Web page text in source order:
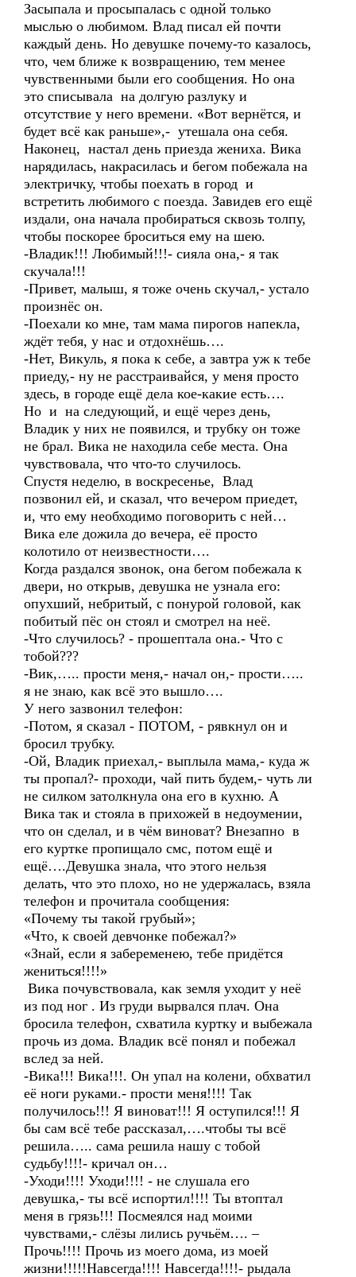
Засыпала и просыпалась с одной только
мыслью о любимом. Влад писал ей почти
каждый день. Но девушке почему-то казалось,
что, чем ближе к возвращению, тем менее
чувственными были его сообщения. Но она
это списывала на долгую разлуку и
отсутствие у него времени. «Вот вернётся, и
будет всё как раньше»,- утешала она себя.
Наконец, настал день приезда жениха. Вика
нарядилась, накрасилась и бегом побежала на
электричку, чтобы поехать в город и
встретить любимого с поезда. Завидев его ещё
издали, она начала пробираться сквозь толпу,
чтобы поскорее броситься ему на шею.
-Владик!!! Любимый!!!- сияла она,- я так
скучала!!!
-Привет, малыш, я тоже очень скучал,- устало
произнёс он.
-Поехали ко мне, там мама пирогов напекла,
ждёт тебя, у нас и отдохнёшь….
-Нет, Викуль, я пока к себе, а завтра уж к тебе
приеду,- ну не расстраивайся, у меня просто
здесь, в городе ещё дела кое-какие есть….
Но и на следующий, и ещё через день,
Владик у них не появился, и трубку он тоже
не брал. Вика не находила себе места. Она
чувствовала, что что-то случилось.
Спустя неделю, в воскресенье, Влад
позвонил ей, и сказал, что вечером приедет,
и, что ему необходимо поговорить с ней…
Вика еле дожила до вечера, её просто
колотило от неизвестности….
Когда раздался звонок, она бегом побежала к
двери, но открыв, девушка не узнала его:
опухший, небритый, с понурой головой, как
побитый пёс он стоял и смотрел на неё.
-Что случилось? - прошептала она.- Что с
тобой???
-Вик,….. прости меня,- начал он,- прости…..
я не знаю, как всё это вышло….
У него зазвонил телефон:
-Потом, я сказал - ПОТОМ, - рявкнул он и
бросил трубку.
-Ой, Владик приехал,- выплыла мама,- куда ж
ты пропал?- проходи, чай пить будем,- чуть ли
не силком затолкнула она его в кухню. А
Вика так и стояла в прихожей в недоумении,
что он сделал, и в чём виноват? Внезапно в
его куртке пропищало смс, потом ещё и
ещё….Девушка знала, что этого нельзя
делать, что это плохо, но не удержалась, взяла
телефон и прочитала сообщения:
«Почему ты такой грубый»;
«Что, к своей девчонке побежал?»
«Знай, если я забеременею, тебе придётся
жениться!!!!»
Вика почувствовала, как земля уходит у неё
из под ног . Из груди вырвался плач. Она
бросила телефон, схватила куртку и выбежала
прочь из дома. Владик всё понял и побежал
вслед за ней.
-Вика!!! Вика!!!. Он упал на колени, обхватил
её ноги руками.- прости меня!!!! Так
получилось!!! Я виноват!!! Я оступился!!! Я
бы сам всё тебе рассказал,….чтобы ты всё
решила….. сама решила нашу с тобой
судьбу!!!!- кричал он…
-Уходи!!!! Уходи!!!! - не слушала его
девушка,- ты всё испортил!!!! Ты втоптал
меня в грязь!!! Посмеялся над моими
чувствами,- слёзы лились ручьём…. –
Прочь!!!! Прочь из моего дома, из моей
жизни!!!!!Навсегда!!!! Навсегда!!!!- рыдала